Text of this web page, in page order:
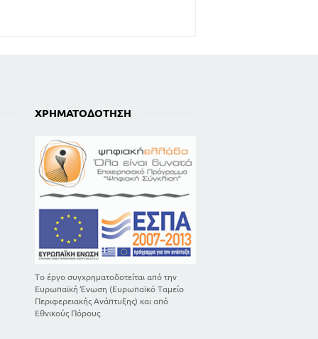
173
179
182
183
191
192
195
199
202
ΧΡΗΜΑΤΟΔΌΤΗΣΗ
Το έργο συγχρηματοδοτείται από την
Ευρωπαϊκή Ένωση (Ευρωπαϊκό Ταμείο
Περιφερειακής Ανάπτυξης) και από
Εθνικούς Πόρους